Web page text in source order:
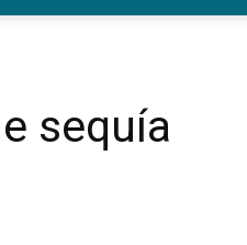
sequía